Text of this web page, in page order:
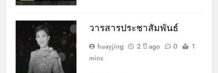
วารสารประชาสัมพันธ์
huayjing 2 ปี ago 0
1
mins